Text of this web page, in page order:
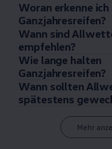
Woran erkenne ich
Ganzjahresreifen?
Wann sind
empfehlen?
Wie lange halten
Ganzjahresreifen?
Wann sollten
spätestens
Mehr